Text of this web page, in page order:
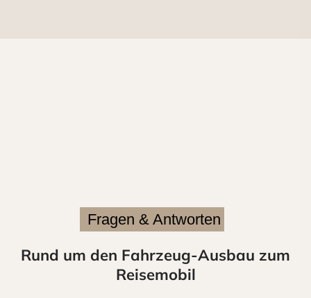
Fragen & Antworten
Rund um den Fahrzeug-Ausbau zum
Reisemobil